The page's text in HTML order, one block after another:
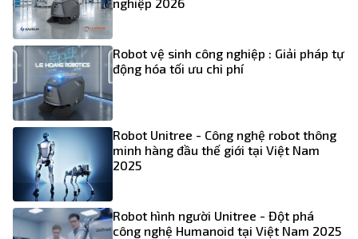
Robot vệ sinh công nghiệp : Giải pháp tự
động hóa tối ưu chi phí
Robot Unitree - Công nghệ robot thông
minh hàng đầu thế giới tại Việt Nam
2025
Robot hình người Unitree - Đột phá
công nghệ Humanoid tại Việt Nam 2025